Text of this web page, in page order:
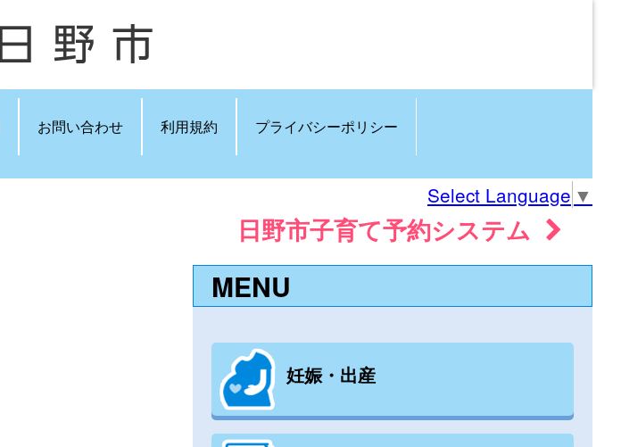
お問い合わせ 利用規約 プライバシーポリシー
Select Language ▼
日野市子育て予約システム
MENU
妊娠・出産